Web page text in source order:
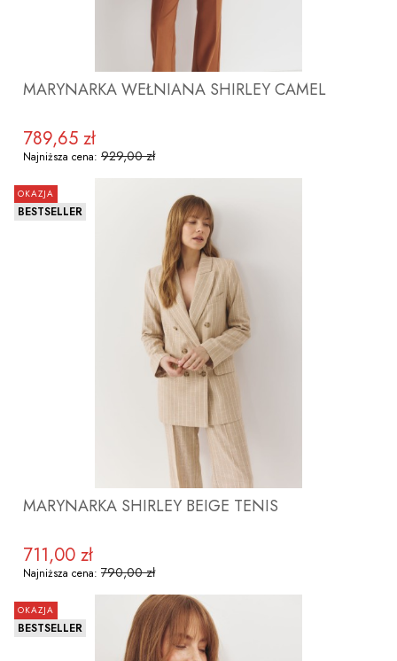
MARYNARKA WEŁNIANA SHIRLEY CAMEL
Cena promocyjna
789,65 zł
Najniższa cena: 929,00 zł
ZOBACZ PRODUKT
OKAZJA
BESTSELLER
MARYNARKA SHIRLEY BEIGE TENIS
Cena promocyjna
711,00 zł
Najniższa cena: 790,00 zł
OKAZJA
BESTSELLER